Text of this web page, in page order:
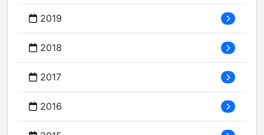
2019
2018
2017
2016